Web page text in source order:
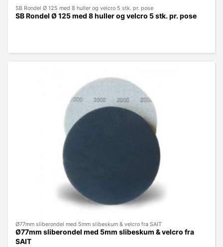
SB Rondel Ø 125 med 8 huller og velcro 5 stk. pr. pose
SB Rondel Ø 125 med 8 huller og velcro 5 stk. pr. pose
Ø77mm sliberondel med 5mm slibeskum & velcro fra SAIT
Ø77mm sliberondel med 5mm slibeskum & velcro fra
SAIT